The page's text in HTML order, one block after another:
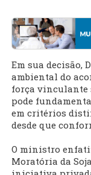
Em sua decisão,
ambiental do
força vinculante
pode
em critérios
desde que
O ministro
Moratória da